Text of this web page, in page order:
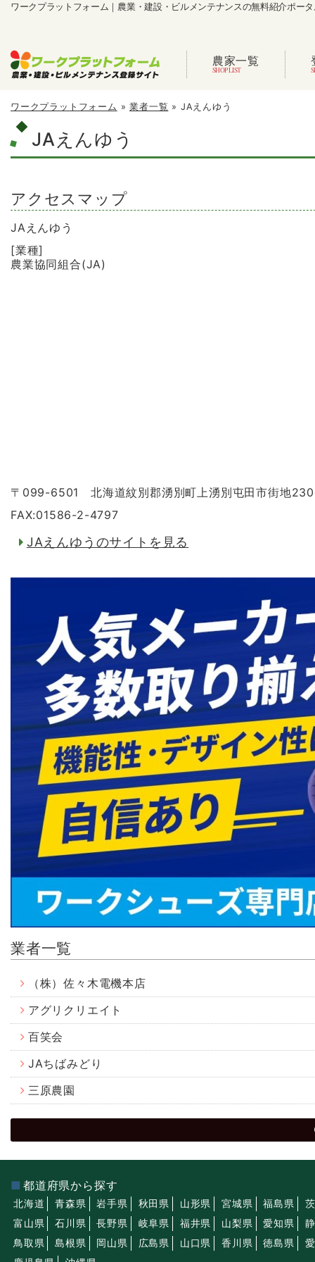
ワークプラットフォーム｜農業・建設・ビルメンテナンスの無料紹介ポー
農家一覧
ワークプラットフォーム »業者一覧 » JAえんゆう
JAえんゆう
アクセスマップ
JAえんゆう
[業種]
農業協同組合(JA)
〒099-6501 北海道紋別郡湧別町上湧別屯田市街地
FAX:01586-2-4797
JAえんゆうのサイトを見る
業者一覧
（株）佐々木電機本店
アグリクリエイト
百笑会
JAちばみどり
三原農園
都道府県から探す
北海道 青森県 岩手県 秋田県 山形県 宮城県 福島県
富山県
石川県 長野県 岐阜県 福井県 山梨県 愛知県
鳥取県
島根県 岡山県 広島県 山口県 香川県 徳島県